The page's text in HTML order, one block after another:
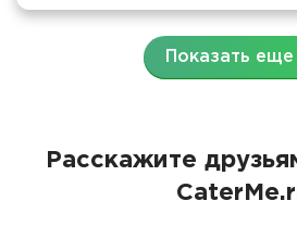
Показать
Расскажите